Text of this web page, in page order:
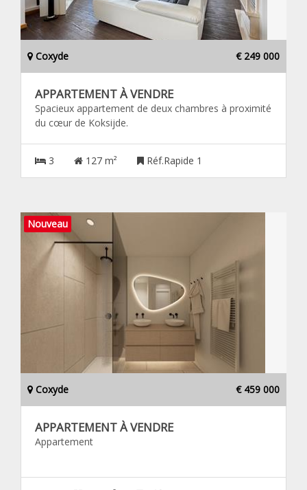
Coxyde € 249 000
APPARTEMENT À VENDRE
Spacieux appartement de deux chambres à proximité
du cœur de Koksijde.
3 127 m² Réf.Rapide 1
Nouveau
Coxyde € 459 000
APPARTEMENT À VENDRE
Appartement